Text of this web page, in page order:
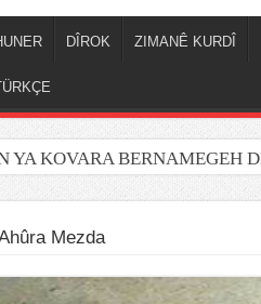
DÎROK ZIMANÊ KURDÎ
YA KOVARA BERNAMEGEH
Mezda